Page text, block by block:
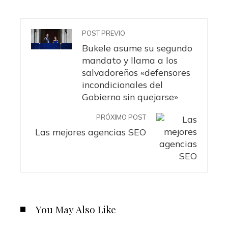
POST PREVIO
Bukele asume su segundo
mandato y llama a los
salvadoreños «defensores
incondicionales del
Gobierno sin quejarse»
PRÓXIMO POST
Las mejores agencias SEO
You May Also Like